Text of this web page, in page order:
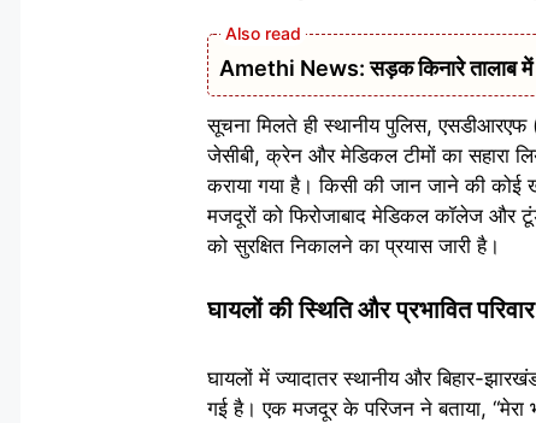
Amethi News: सड़क किनारे तालाब में
सूचना मिलते ही स्थानीय पुलिस, एसडीआरएफ
जेसीबी, क्रेन और मेडिकल टीमों का सहारा
कराया गया है। किसी की जान जाने की
मजदूरों को फिरोजाबाद मेडिकल कॉलेज और
को सुरक्षित निकालने का प्रयास जारी है।
घायलों की स्थिति और प्रभावित परिवार
घायलों में ज्यादातर स्थानीय और बिहार-
गई है। एक मजदूर के परिजन ने बताया,